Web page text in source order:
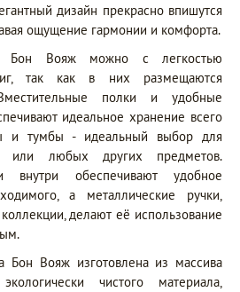
дизайн прекрасно впишутся
ощущение гармонии и комфорта.
Вояж можно с легкостью
так как в них размещаются
полки и удобные
идеальное хранение всего
и тумбы - идеальный выбор для
или любых других предметов.
внутри обеспечивают удобное
а металлические ручки,
делают её использование
Бон Вояж изготовлена из массива
чистого материала,